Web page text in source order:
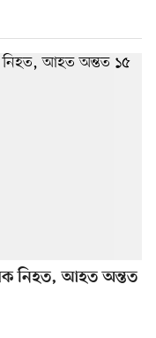
নিহত, আহত অন্তত